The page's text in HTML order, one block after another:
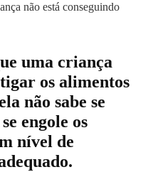
não está conseguindo
uma criança
os alimentos
não sabe se
engole os
nível de